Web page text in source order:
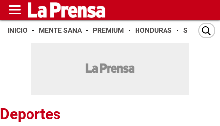
INICIO MENTE SANA PREMIUM HONDURAS SAN PEDRO
Deportes